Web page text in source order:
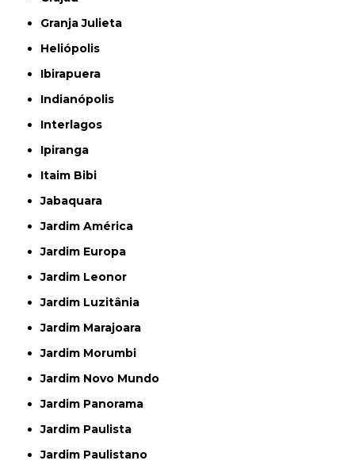
Granja Julieta
Heliópolis
Ibirapuera
Indianópolis
Interlagos
Ipiranga
Itaim Bibi
Jabaquara
Jardim América
Jardim Europa
Jardim Leonor
Jardim Luzitânia
Jardim Marajoara
Jardim Morumbi
Jardim Novo Mundo
Jardim Panorama
Jardim Paulista
Jardim Paulistano